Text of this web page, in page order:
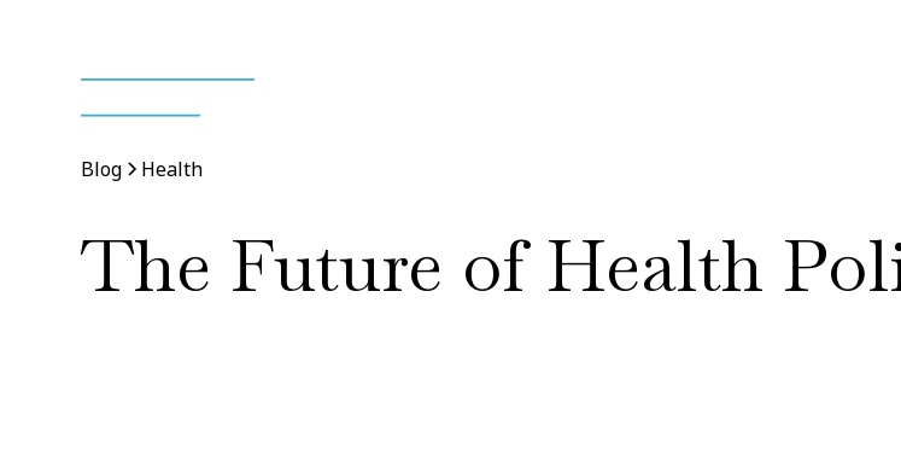
Blog Health
The Future of Health